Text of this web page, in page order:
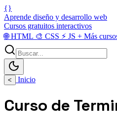
{}
Aprende diseño y desarrollo web
Cursos gratuitos interactivos
🌐HTML 🎨 CSS ⚡ JS + Más
< Inicio
Curso de